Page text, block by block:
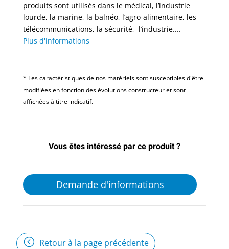
produits sont utilisés dans le médical, l’industrie
lourde, la marine, la balnéo, l’agro-alimentaire, les
télécommunications, la sécurité, l’industrie....
Plus d'informations
* Les caractéristiques de nos matériels sont susceptibles d'être
modifiées en fonction des évolutions constructeur et sont
affichées à titre indicatif.
Vous êtes intéressé par ce produit ?
Demande d'informations
Retour à la page précédente